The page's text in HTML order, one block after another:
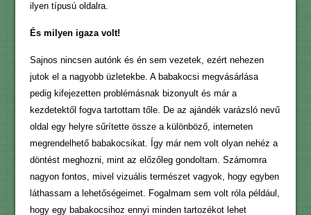
ilyen típusú oldalra.
És milyen igaza volt!
Sajnos nincsen autónk és én sem vezetek, ezért nehezen
jutok el a nagyobb üzletekbe. A babakocsi megvásárlása
pedig kifejezetten problémásnak bizonyult és már a
kezdetektől fogva tartottam tőle. De az ajándék varázsló nevű
oldal egy helyre sűrítette össze a különböző, interneten
megrendelhető babakocsikat. Így már nem volt olyan nehéz a
döntést meghozni, mint az előzőleg gondoltam. Számomra
nagyon fontos, mivel vizuális természet vagyok, hogy egyben
láthassam a lehetőségeimet. Fogalmam sem volt róla például,
hogy egy babakocsihoz ennyi minden tartozékot lehet